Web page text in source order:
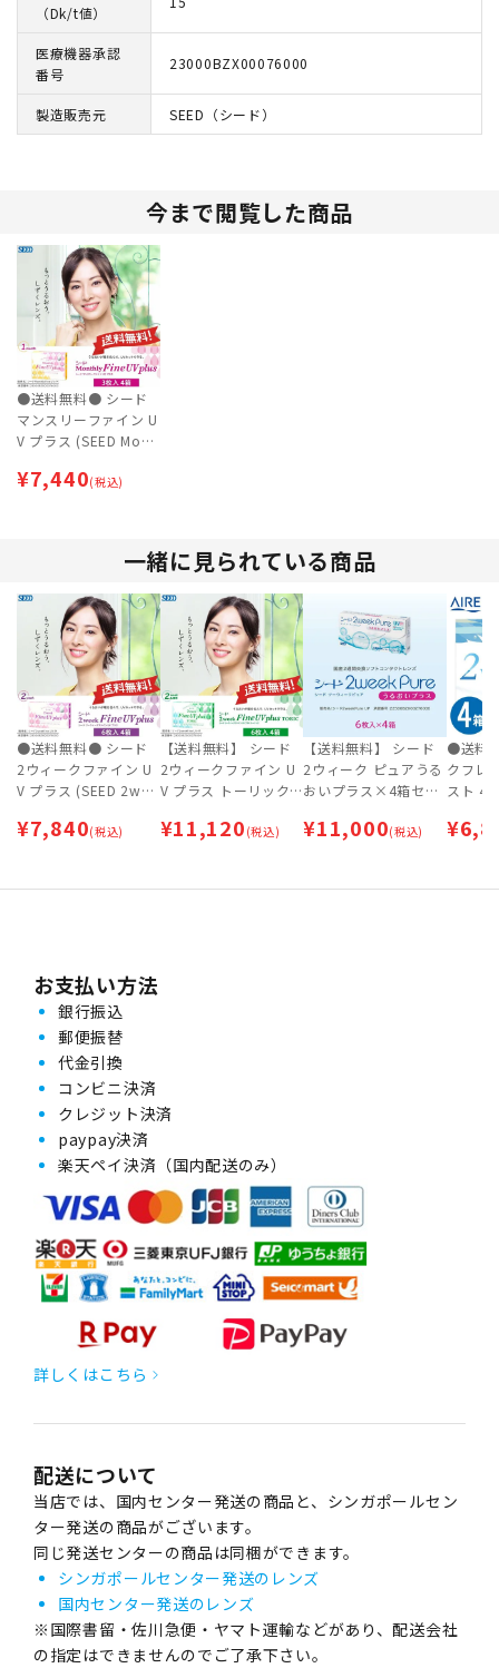
（Dk/t値）
医療機器承認
番号
23000BZX00076000
製造販売元 SEED（シード）
今まで閲覧した商品
●送料無料● シード
マンスリーファイン U
V プラス (SEED Mont
セット [約6ヶ月分]
¥7,440(税込)
一緒に見られている商品
●送料無料● シード
2ウィークファイン U
V プラス (SEED 2wee
ット [約6ヶ月分] 【ネ
¥7,840(税込)
【送料無料】 シード
2ウィークファイン U
V プラス トーリック
plus TORIC) 4箱セッ
weekコンタクトレン
¥11,120 (税込)
【送料無料】 シード
2ウィーク ピュアうる
おいプラス×4箱セッ
| 2week | 近視・遠視
¥11,000(税込)
●送料
クフレ
スト 4
用】
¥
お支払い方法
銀行振込
郵便振替
代金引換
コンビニ決済
クレジット決済
paypay決済
楽天ペイ決済（国内配送のみ）
詳しくはこちら
配送について
当店では、国内センター発送の商品と、シンガポールセン
ター発送の商品がございます。
同じ発送センターの商品は同梱ができます。
シンガポールセンター発送のレンズ
国内センター発送のレンズ
※国際書留・佐川急便・ヤマト運輸などがあり、配送会社
の指定はできませんのでご了承下さい。